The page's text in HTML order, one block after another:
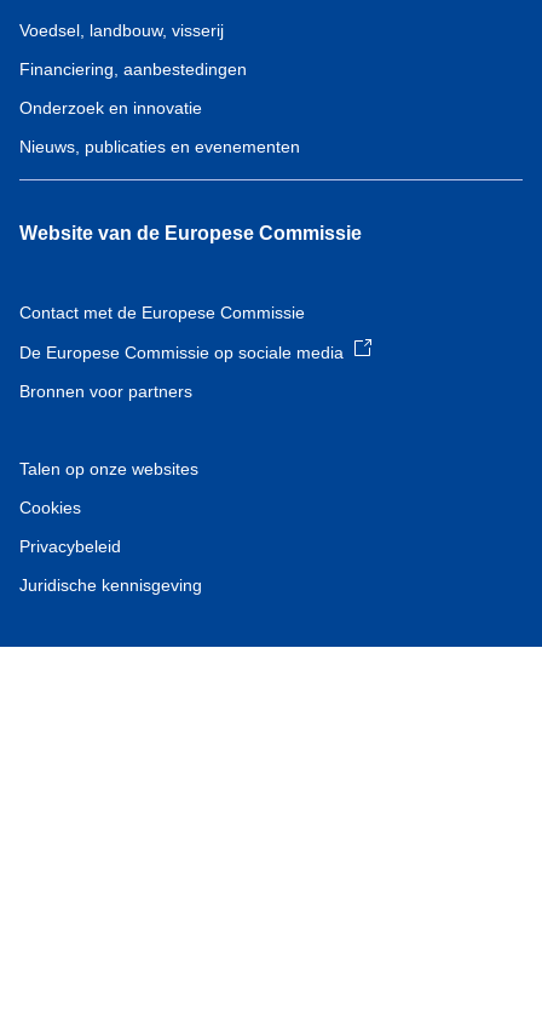
Voedsel, landbouw, visserij
Financiering, aanbestedingen
Onderzoek en innovatie
Nieuws, publicaties en evenementen
Website van de Europese Commissie
Contact met de Europese Commissie
De Europese Commissie op sociale media
Bronnen voor partners
Talen op onze websites
Cookies
Privacybeleid
Juridische kennisgeving